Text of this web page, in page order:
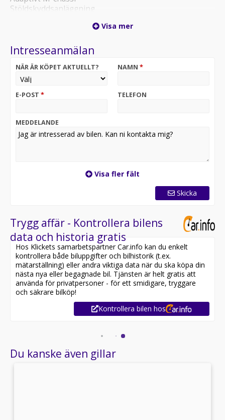
Stöldskyddsanläggning
Individ. Exterieur Line alum.satinerad
Barnstolfäste
Stoluppvärmning förarsida/passagerar
Interiörlister aluminium Hexacube mörk
Kilometerräknare
Parkeringsassistentsystem
DAB-mottagarmodul
Teleservices
Connected Package Professional
Språkversion svenska
Utförande för kallt klimat
Dummy-SALAPA
Fordonsdokumentation svenska
Oljebytesintervall 24 månader/30000 km
Köldmedel R1234yf
Chassinumret syns utifrån
Aktivt fotgängarskydd
Stöldsäkring
Årsmodellkod i chassinumret
Visa mer
Intresseanmälan
NÄR ÄR KÖPET AKTUELLT? NAMN *
E-POST * TELEFON
MEDDELANDE
Visa fler fält
Skicka
Trygg affär - Kontrollera bilens
data och historia gratis
Hos Klickets samarbetspartner Car.info kan du enkelt
kontrollera både biluppgifter och bilhistorik (t.ex.
mätarställning) eller andra viktiga data när du ska köpa din
nästa nya eller begagnade bil. Tjänsten är helt gratis att
använda för privatpersoner - för ett smidigare, tryggare
och säkrare bilköp!
Kontrollera bilen hos
Du kanske även gillar